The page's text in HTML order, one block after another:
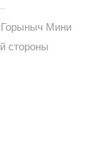
Мини
стороны